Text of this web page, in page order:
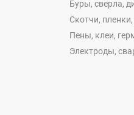
Буры, сверла,
Скотчи,
Пены, клеи,
Электроды,